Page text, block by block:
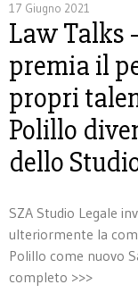
17 Giugno 2021
Law Talks
premia il
propri
Polillo
dello
SZA Studio Legale
ulteriormente la
Polillo come nuovo
completo >>>